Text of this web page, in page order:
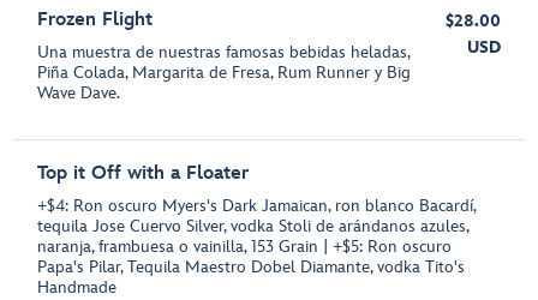
Frozen Flight
Una muestra de nuestras famosas bebidas heladas,
Piña Colada, Margarita de Fresa, Rum Runner y Big
Wave Dave.
$28.00
USD
Top it Off with a Floater
+$4: Ron oscuro Myers's Dark Jamaican, ron blanco Bacardí,
tequila Jose Cuervo Silver, vodka Stoli de arándanos azules,
naranja, frambuesa o vainilla, 153 Grain | +$5: Ron oscuro
Papa's Pilar, Tequila Maestro Dobel Diamante, vodka Tito's
Handmade